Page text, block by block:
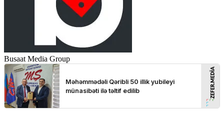
Busaat Media Group